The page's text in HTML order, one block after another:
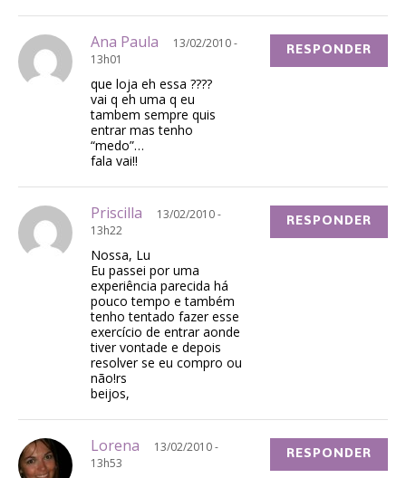
Ana Paula
13/02/2010 -
13h01
que loja eh essa ????
vai q eh uma q eu
tambem sempre quis
entrar mas tenho
“medo”…
fala vai!!
RESPONDER
Priscilla
13/02/2010 -
13h22
Nossa, Lu
Eu passei por uma
experiência parecida há
pouco tempo e também
tenho tentado fazer esse
exercício de entrar aonde
tiver vontade e depois
resolver se eu compro ou
não!rs
beijos,
RESPONDER
Lorena
13/02/2010 -
13h53
RESPONDER